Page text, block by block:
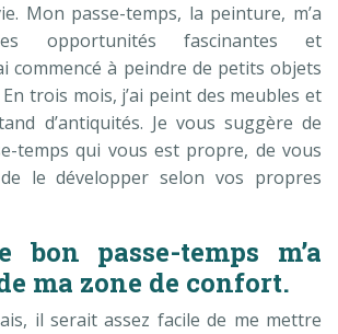
Mon passe-temps, la peinture, m’a
opportunités fascinantes et
commencé à peindre de petits objets
trois mois, j’ai peint des meubles et
d’antiquités. Je vous suggère de
temps qui vous est propre, de vous
le développer selon vos propres
bon passe-temps m’a
ma zone de confort.
il serait assez facile de me mettre